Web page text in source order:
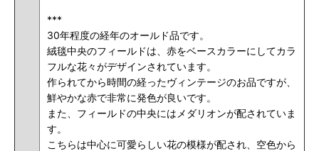
***
30年程度の経年のオールド品です。
絨毯中央のフィールドは、赤をベースカラーにしてカラ
フルな花々がデザインされています。
作られてから時間の経ったヴィンテージのお品ですが、
鮮やかな赤で非常に発色が良いです。
また、フィールドの中央にはメダリオンが配されていま
す。
こちらは中心に可愛らしい花の模様が配され、空色から